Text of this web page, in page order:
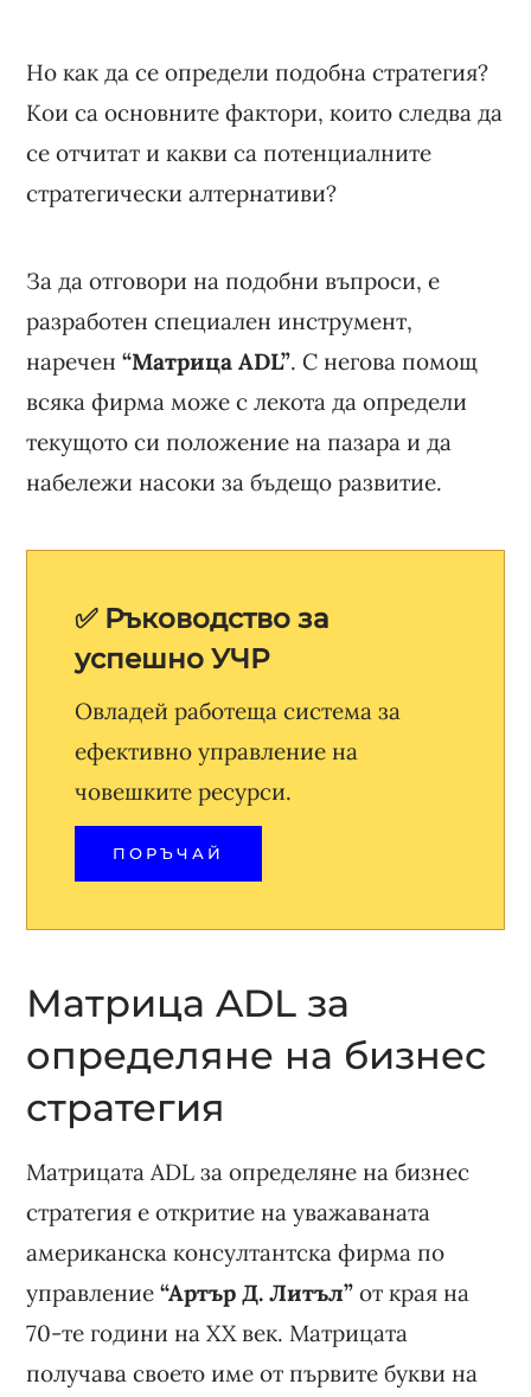
Но как да се определи подобна стратегия?
Кои са основните фактори, които следва да
се отчитат и какви са потенциалните
стратегически алтернативи?
За да отговори на подобни въпроси, е
разработен специален инструмент,
наречен“Матрица ADL”. С негова помощ
всяка фирма може с лекота да определи
текущото си положение на пазара и да
набележи насоки за бъдещо развитие.
✅ Ръководство за
успешно УЧР
Овладей работеща система за
ефективно управление на
човешките ресурси.
ПОРЪЧАЙ
Матрица ADL за
определяне на бизнес
стратегия
Матрицата ADL за определяне на бизнес
стратегия е откритие на уважаваната
американска консултантска фирма по
управление“Артър Д. Литъл” от края на
70-те години на XX век. Матрицата
получава своето име от първите букви на